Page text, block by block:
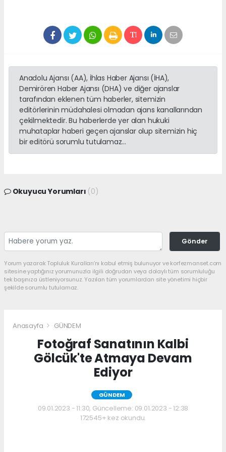
Anadolu Ajansı (AA), İhlas Haber Ajansı (İHA),
Demirören Haber Ajansı (DHA) ve diğer ajanslar
tarafından eklenen tüm haberler, sitemizin
editörlerinin müdahalesi olmadan ajans kanallarından
çekilmektedir. Bu haberlerde yer alan hukuki
muhataplar haberi geçen ajanslar olup sitemizin hiç
bir editörü sorumlu tutulamaz...
Okuyucu Yorumları (0)
Gönder
Yorum yazarak Topluluk Kuralları’nı kabul etmiş bulunuyor ve korfezmanset.com
sitesine yaptığınız yorumunuzla ilgili doğrudan veya dolaylı tüm sorumluluğu
tek başınıza üstleniyorsunuz. Yazılan tüm yorumlardan site yönetimi hiçbir
şekilde sorumlu tutulamaz.
Anasayfa GÜNDEM
Fotoğraf Sanatının Kalbi
Gölcük'te Atmaya Devam
Ediyor
GÜNDEM
09.01.2023 - 11:30, Güncelleme: 09.01.2023 - 12:38
172545+ kez okundu.